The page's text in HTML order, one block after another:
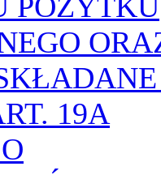
19A